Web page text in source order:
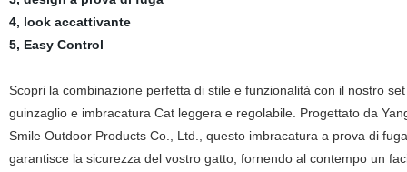
4, look accattivante
5, Easy Control
Scopri la combinazione perfetta di stile e funzionalità con il nostro
guinzaglio e imbracatura Cat leggera e regolabile. Progettato da
Smile Outdoor Products Co., Ltd., questo imbracatura a prova di fuga
garantisce la sicurezza del vostro gatto, fornendo al contempo un